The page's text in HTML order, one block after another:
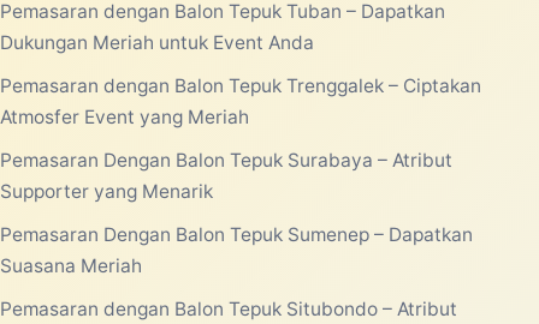
Pemasaran dengan Balon Tepuk Tuban – Dapatkan
Dukungan Meriah untuk Event Anda
Pemasaran dengan Balon Tepuk Trenggalek – Ciptakan
Atmosfer Event yang Meriah
Pemasaran Dengan Balon Tepuk Surabaya – Atribut
Supporter yang Menarik
Pemasaran Dengan Balon Tepuk Sumenep – Dapatkan
Suasana Meriah
Pemasaran dengan Balon Tepuk Situbondo – Atribut